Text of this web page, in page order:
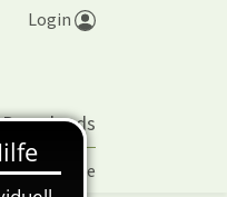
Login
Downloads
Turniere